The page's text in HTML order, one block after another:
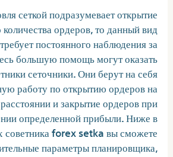
сеткой подразумевает открытие
ордеров, то данный вид
постоянного наблюдения за
большую помощь могут оказать
сеточники. Они берут на себя
работу по открытию ордеров на
и закрытие ордеров при
определенной прибыли. Ниже в
советника forex setka вы сможете
параметры планировщика,